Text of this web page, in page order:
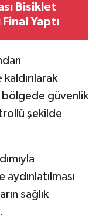
Bisiklet
Final Yaptı
bölgede güvenlik
şekilde
aydınlatılması
sağlık